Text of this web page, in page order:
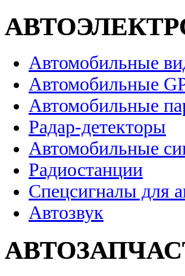
Автомобильные
Автомобильные
Автомобильные
Радар-детекторы
Автомобильные
Радиостанции
Спецсигналы для
Автозвук